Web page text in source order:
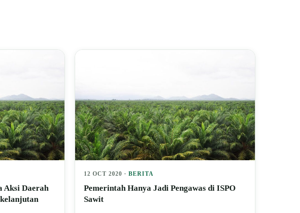
Aksi Daerah
12 OCT 2020 · BERITA
Pemerintah Hanya Jadi Pengawas di ISPO
Sawit